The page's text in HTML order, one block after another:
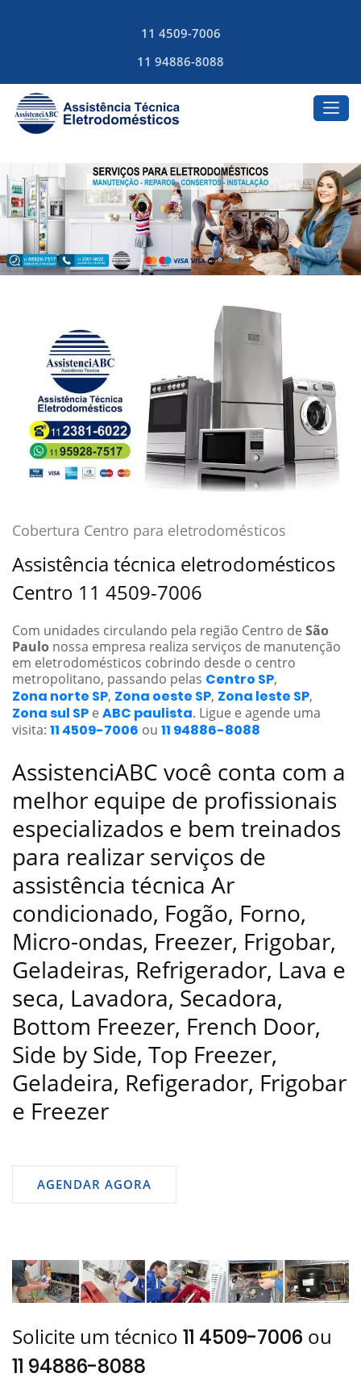
11 4509-7006
11 94886-8088
Cobertura Centro para eletrodomésticos
Assistência técnica eletrodomésticos
Centro 11 4509-7006
Com unidades circulando pela região Centro de São
Paulo nossa empresa realiza serviços de manutenção
em eletrodomésticos cobrindo desde o centro
metropolitano, passando pelas Centro SP,
Zona norte SP, Zona oeste SP, Zona leste SP,
Zona sul SP e ABC paulista. Ligue e agende uma
visita: 11 4509-7006 ou 11 94886-8088
AssistenciABC você conta com a
melhor equipe de profissionais
especializados e bem treinados
para realizar serviços de
assistência técnica Ar
condicionado, Fogão, Forno,
Micro-ondas, Freezer, Frigobar,
Geladeiras, Refrigerador, Lava e
seca, Lavadora, Secadora,
Bottom Freezer, French Door,
Side by Side, Top Freezer,
Geladeira, Refigerador, Frigobar
e Freezer
AGENDAR AGORA
Solicite um técnico 11 4509-7006 ou
11 94886-8088